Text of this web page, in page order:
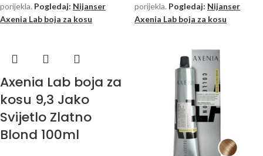
porijekla. Pogledaj: Nijanser
Axenia Lab boja za kosu
porijekla. Pogledaj: Nijanser
Axenia Lab boja za kosu
Axenia Lab boja za
kosu 9,3 Jako
Svijetlo Zlatno
Blond 100ml